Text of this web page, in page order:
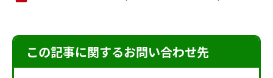
この記事に関するお問い合わせ先